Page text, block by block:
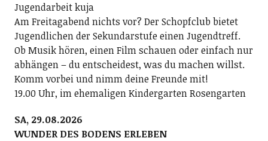
Jugendarbeit kuja
Am Freitagabend nichts vor? Der Schopfclub bietet
Jugendlichen der Sekundarstufe einen Jugendtreff.
Ob Musik hören, einen Film schauen oder einfach nur
abhängen – du entscheidest, was du machen willst.
Komm vorbei und nimm deine Freunde mit!
19.00 Uhr, im ehemaligen Kindergarten Rosengarten
SA, 29.08.2026
WUNDER DES BODENS ERLEBEN